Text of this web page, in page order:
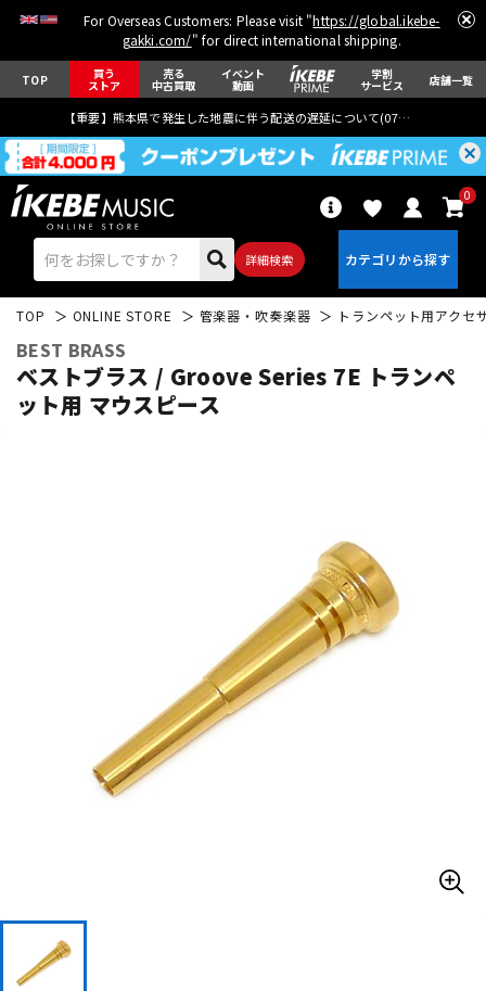
For Overseas Customers: Please visit "https://global.ikebe-
gakki.com/" for direct international shipping.
TOP 買う
ストア
売る
中古買取
イベント
動画
学割
サービス 店舗一覧
【重要】熊本県で発生した地震に伴う配送の遅延について(07月29日
詳細検索
0
パーカッション
管楽器
TOP ONLINE STORE 管楽器・吹奏楽器 トランペット用アクセ
BEST BRASS
ベストブラス / Groove Series 7E トランペ
ット用 マウスピース